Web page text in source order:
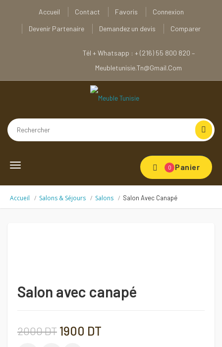
Accueil Contact Favoris
Connexion
Devenir Partenaire
Demandez un devis Comparer
Tél + Whatsapp : + (216) 55 800 820 –
Meubletunisie.tn@gmail.com
Toggle
0 Panier
Accueil Salons & Séjours Salons Salon Avec Canapé
Salon avec canapé
2000DT Le
1900 DT